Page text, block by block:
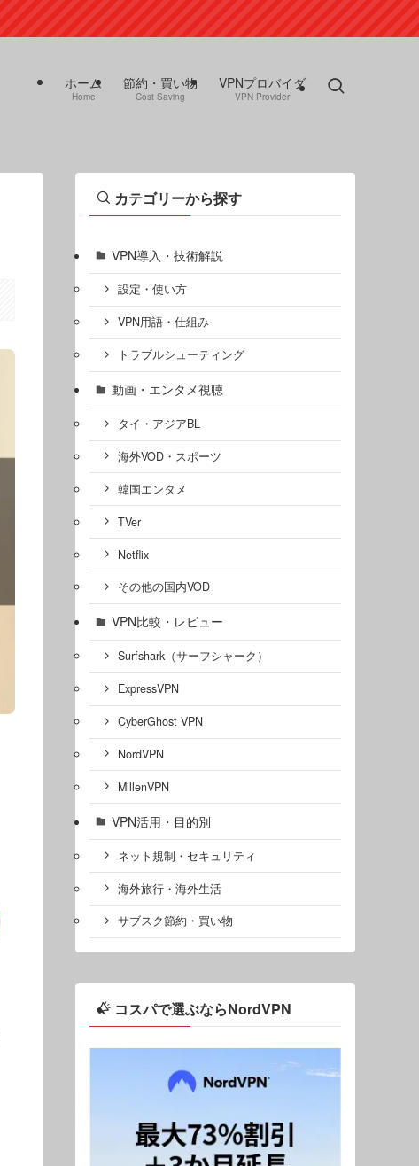
ホーム
Home
節約・買い物
Cost Saving
VPNプロバイダ
VPN Provider
カテゴリーから探す
VPN導入・技術解説
設定・使い方
VPN用語・仕組み
トラブルシューティング
動画・エンタメ視聴
タイ・アジアBL
海外VOD・スポーツ
韓国エンタメ
TVer
Netflix
その他の国内VOD
VPN比較・レビュー
Surfshark（サーフシャーク）
ExpressVPN
CyberGhost VPN
NordVPN
MillenVPN
VPN活用・目的別
ネット規制・セキュリティ
海外旅行・海外生活
サブスク節約・買い物
コスパで選ぶならNordVPN